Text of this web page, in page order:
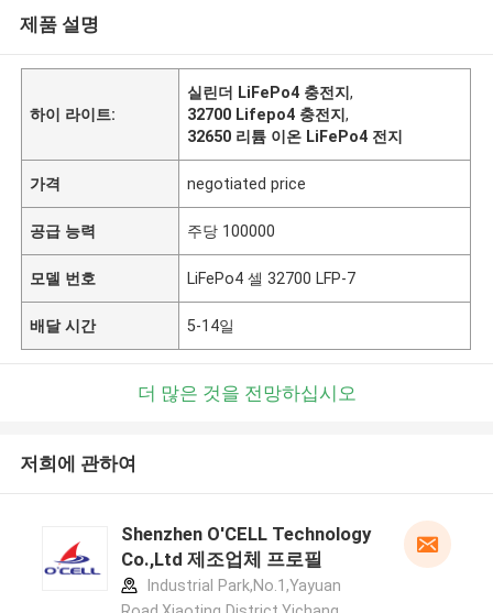
제품 설명
하이 라이트:
실린더 LiFePo4 충전지,
32700 Lifepo4 충전지,
32650 리튬 이온 LiFePo4 전지
가격 negotiated price
공급 능력 주당 100000
모델 번호 LiFePo4 셀 32700 LFP-7
배달 시간 5-14일
더 많은 것을 전망하십시오
저희에 관하여
Shenzhen O'CELL Technology
Co.,Ltd 제조업체 프로필
Industrial Park,No.1,Yayuan